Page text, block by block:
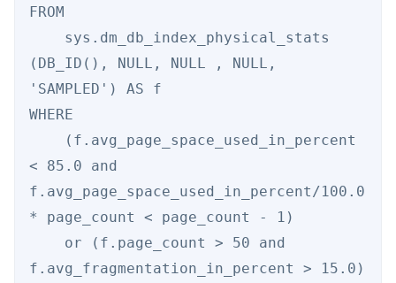
FROM
(DB_ID(), NULL, NULL , NULL,
'SAMPLED') AS f
WHERE
< 85.0 and
f.avg_page_space_used_in_percent/100.0
* page_count < page_count - 1)
f.avg_fragmentation_in_percent > 15.0)